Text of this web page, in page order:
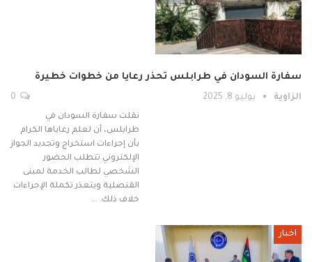
سفارة السودان في طرابلس تحذر رعايا من خطوات خطيرة
الزاوية يوليو 8, 2025
نقلت سفارة السودان في
طرابلس، أن لعلم رعاياها الكرام
بأن إجراءات استخراج وتجديد الجواز
الإلكتروني تتطلب الحضور
الشخصي لطالب الخدمة لمبنى
القنصلية ويتعذر تكملة الإجراءات
خلاف ذلك. …
اخبار